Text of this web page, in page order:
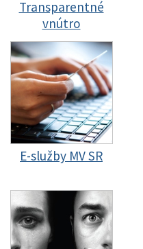
Transparentné
vnútro
E-služby MV SR